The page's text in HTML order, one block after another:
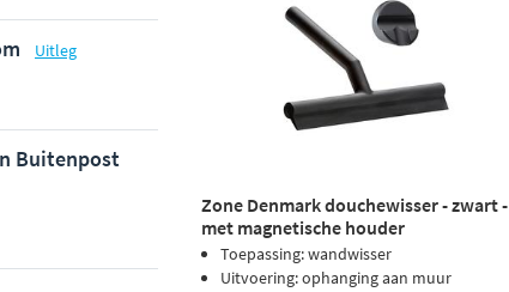
Uitleg
Buitenpost
Zone Denmark douchewisser - zwart -
met magnetische houder
Toepassing: wandwisser
Uitvoering: ophanging aan muur